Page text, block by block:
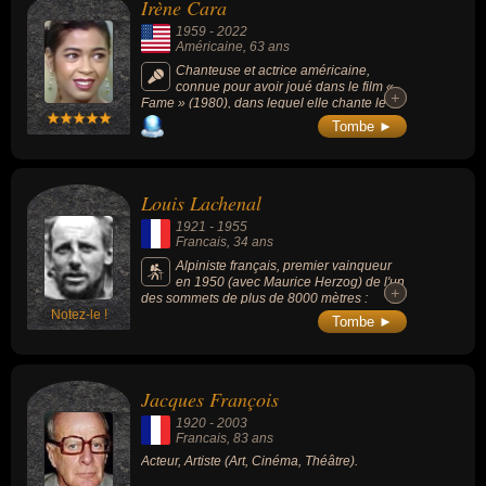
Irène Cara
1959 - 2022
Américaine , 63 ans
Chanteuse et actrice américaine,
connue pour avoir joué dans le film «
Fame » (1980), dans lequel elle chante le
titre « Fame », et pour avoir coécrit et
interprété la chanson « Flashdance... What a
+
+
Tombe ►
Notez-le !
Louis Lachenal
1921 - 1955
Francais, 34 ans
Alpiniste français, premier vainqueur
en 1950 (avec Maurice Herzog) de l'un
des sommets de plus de 8000 mètres :
+
+
Tombe ►
Jacques François
1920 - 2003
Francais, 83 ans
Acteur, Artiste (Art, Cinéma, Théâtre).